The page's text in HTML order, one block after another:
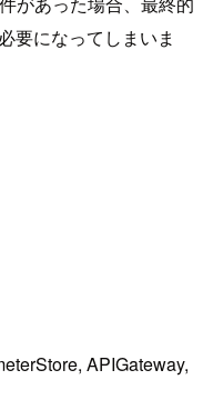
要になってしまいま
APIGateway,